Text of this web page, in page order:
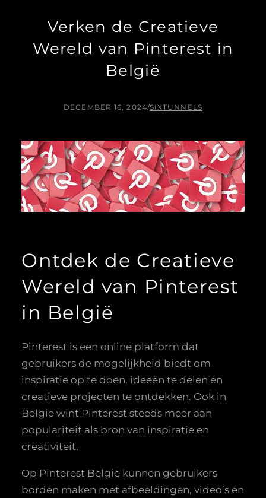
Verken de Creatieve
Wereld van Pinterest in
België
DECEMBER 16, 2024/SIXTUNNELS
Ontdek de Creatieve
Wereld van Pinterest
in België
Pinterest is een online platform dat
gebruikers de mogelijkheid biedt om
inspiratie op te doen, ideeën te delen en
creatieve projecten te ontdekken. Ook in
België wint Pinterest steeds meer aan
populariteit als bron van inspiratie en
creativiteit.
Op Pinterest België kunnen gebruikers
borden maken met afbeeldingen, video’s en